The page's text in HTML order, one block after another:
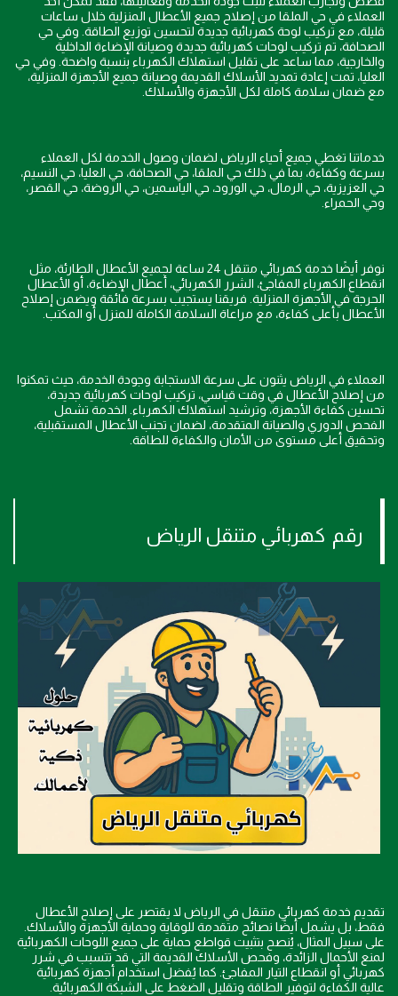
العملاء في حي الملقا من إصلاح جميع الأعطال المنزلية خلال ساعات
قليلة، مع تركيب لوحة كهربائية جديدة لتحسين توزيع الطاقة. وفي حي
الصحافة، تم تركيب لوحات كهربائية جديدة وصيانة الإضاءة الداخلية
والخارجية، مما ساعد على تقليل استهلاك الكهرباء بنسبة واضحة. وفي حي
العليا، تمت إعادة تمديد الأسلاك القديمة وصيانة جميع الأجهزة المنزلية،
مع ضمان سلامة كاملة لكل الأجهزة والأسلاك.
خدماتنا تغطي جميع أحياء الرياض لضمان وصول الخدمة لكل العملاء
بسرعة وكفاءة، بما في ذلك حي الملقا، حي الصحافة، حي العليا، حي النسيم،
حي العزيزية، حي الرمال، حي الورود، حي الياسمين، حي الروضة، حي القصر،
وحي الحمراء.
نوفر أيضًا خدمة كهربائي متنقل 24 ساعة لجميع الأعطال الطارئة، مثل
انقطاع الكهرباء المفاجئ، الشرر الكهربائي، أعطال الإضاءة، أو الأعطال
الحرجة في الأجهزة المنزلية. فريقنا يستجيب بسرعة فائقة ويضمن إصلاح
الأعطال بأعلى كفاءة، مع مراعاة السلامة الكاملة للمنزل أو المكتب.
العملاء في الرياض يثنون على سرعة الاستجابة وجودة الخدمة، حيث تمكنوا
من إصلاح الأعطال في وقت قياسي، تركيب لوحات كهربائية جديدة،
تحسين كفاءة الأجهزة، وترشيد استهلاك الكهرباء. الخدمة تشمل
الفحص الدوري والصيانة المتقدمة، لضمان تجنب الأعطال المستقبلية،
وتحقيق أعلى مستوى من الأمان والكفاءة للطاقة.
رقم كهربائي متنقل الرياض
تقديم خدمة كهربائي متنقل في الرياض لا يقتصر على إصلاح الأعطال
فقط، بل يشمل أيضًا نصائح متقدمة للوقاية وحماية الأجهزة والأسلاك.
على سبيل المثال، يُنصح بتثبيت قواطع حماية على جميع اللوحات الكهربائية
لمنع الأحمال الزائدة، وفحص الأسلاك القديمة التي قد تتسبب في شرر
كهربائي أو انقطاع التيار المفاجئ. كما يُفضل استخدام أجهزة كهربائية
عالية الكفاءة لتوفير الطاقة وتقليل الضغط على الشبكة الكهربائية.